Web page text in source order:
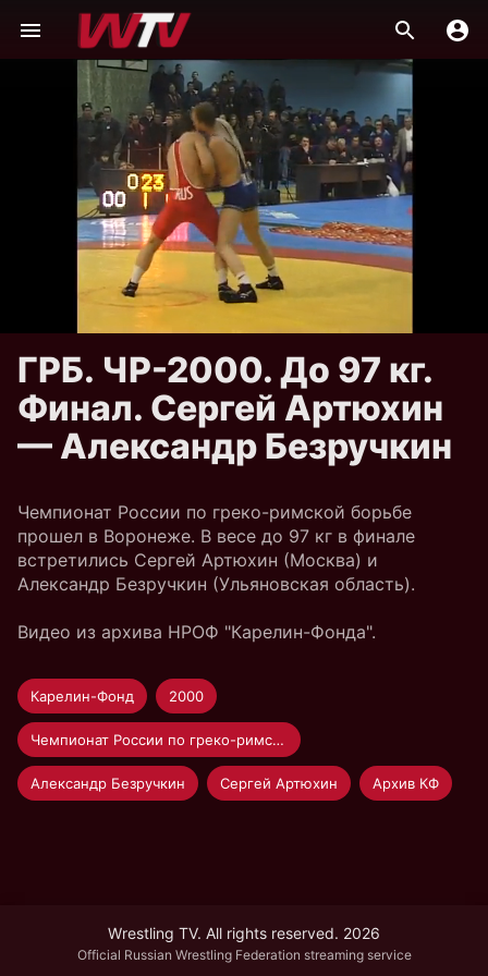
ГРБ. ЧР-2000. До 97 кг.
Финал. Сергей Артюхин
— Александр Безручкин
Чемпионат России по греко-римской борьбе
прошел в Воронеже. В весе до 97 кг в финале
встретились Сергей Артюхин (Москва) и
Александр Безручкин (Ульяновская область).
Видео из архива НРОФ "Карелин-Фонда".
Карелин-Фонд 2000
Чемпионат России по греко-римской борьбе 2000
Александр Безручкин Сергей Артюхин Архив КФ
Wrestling TV. All rights reserved. 2026
Official Russian Wrestling Federation streaming service